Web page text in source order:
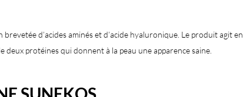
d’acides aminés et d’acide hyaluronique. Le produit agit en
protéines qui donnent à la peau une apparence saine.